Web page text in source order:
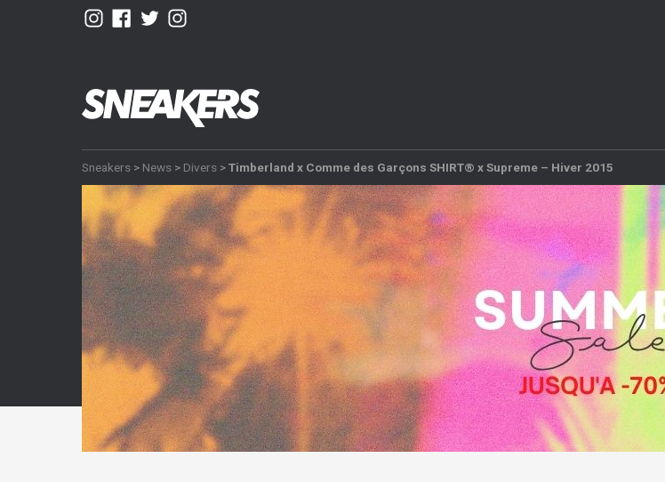
Sneakers > News > Divers >Timberland x Comme des Garçons SHIRT® x Supreme – Hiver 2015